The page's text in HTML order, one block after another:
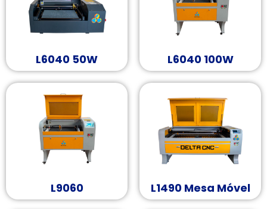
L6040 50W L6040 100W
L9060 L1490 Mesa Móvel